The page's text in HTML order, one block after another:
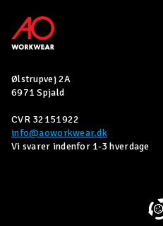
Ølstrupvej 2A
6971 Spjald
CVR 32151922
info@aoworkwear.dk
Vi svarer indenfor 1-3 hverdage